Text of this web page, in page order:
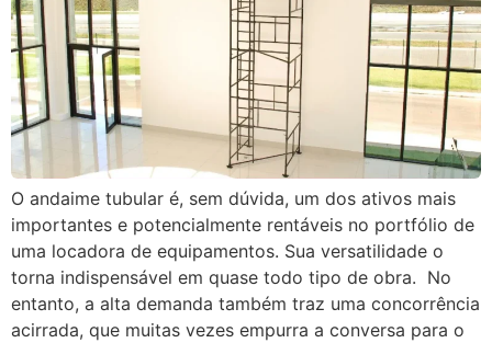
O andaime tubular é, sem dúvida, um dos ativos mais
importantes e potencialmente rentáveis no portfólio de
uma locadora de equipamentos. Sua versatilidade o
torna indispensável em quase todo tipo de obra. No
entanto, a alta demanda também traz uma concorrência
acirrada, que muitas vezes empurra a conversa para o